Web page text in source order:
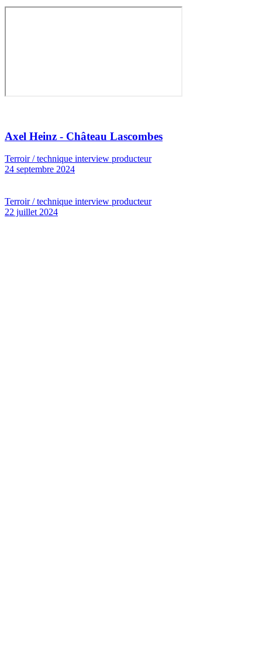
Axel Heinz - Château Lascombes
Terroir / technique interview producteur
24 septembre 2024
Terroir / technique interview producteur
22 juillet 2024